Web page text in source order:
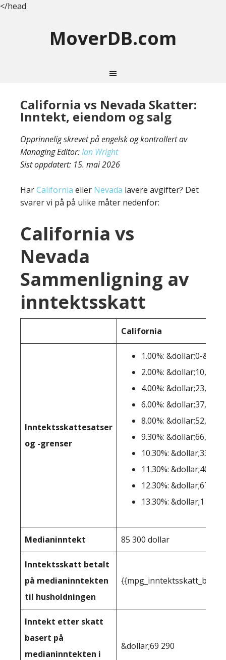
</head
MoverDB.com
California vs Nevada Skatter:
Inntekt, eiendom og salg
Opprinnelig skrevet på engelsk og kontrollert av
Managing Editor:Ian Wright
Sist oppdatert: 15. mai 2026
HarCalifornia eller Nevada lavere avgifter? Det
svarer vi på på ulike måter nedenfor:
California vs
Nevada
Sammenligning av
inntektsskatt
California
Inntektsskattesatser
og -grenser
1.00%: &dollar;0-
2.00%:
4.00%:
6.00%:
8.00%:
9.30%:
10.30%:
11.30%:
12.30%:
13.30%: &dollar;1 000
Medianinntekt 85 300 dollar
Inntektsskatt betalt
på medianinntekten
til husholdningen
Inntekt etter skatt
basert på
medianinntekten i
&dollar;69 290